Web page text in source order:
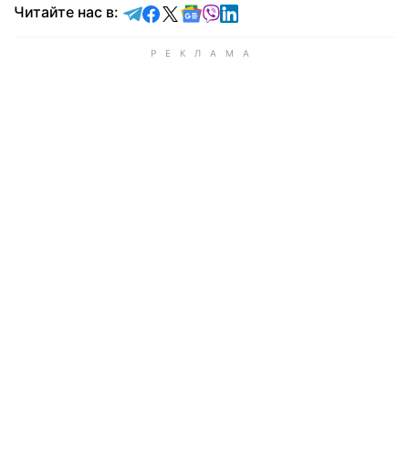
Читайте нас в: Читайте в Telegram
Читайте в Facebook
Читайте в X
Читайте в Google news
Читайте в Viber
Читайте в LinkedIn